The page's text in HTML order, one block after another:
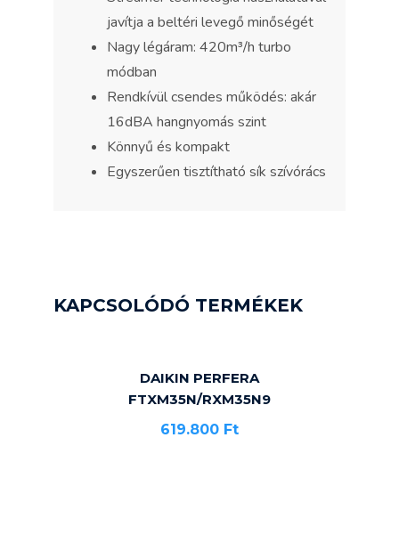
javítja a beltéri levegő minőségét
Nagy légáram: 420m³/h turbo
módban
Rendkívül csendes működés: akár
16dBA hangnyomás szint
Könnyű és kompakt
Egyszerűen tisztítható sík szívórács
KAPCSOLÓDÓ TERMÉKEK
DAIKIN PERFERA
FTXM35N/RXM35N9
619.800 Ft